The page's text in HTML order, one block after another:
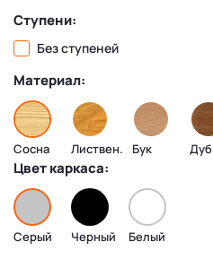
Ступени:
Без ступеней
Материал:
Сосна Листвен. Бук Дуб
Цвет каркаса:
Серый Черный Белый